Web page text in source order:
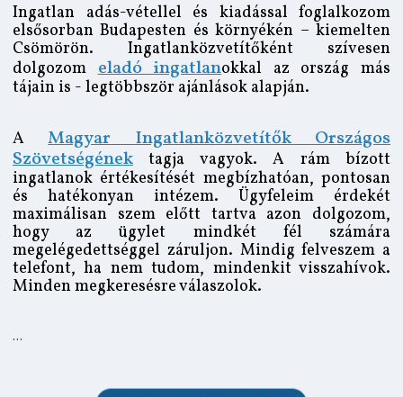
Ingatlan adás-vétellel és kiadással foglalkozom
elsősorban Budapesten és környékén – kiemelten
Csömörön. Ingatlanközvetítőként szívesen
dolgozomeladó ingatlanokkal az ország más
tájain is - legtöbbször ajánlások alapján.
AMagyar Ingatlanközvetítők Országos
Szövetségének tagja vagyok. A rám bízott
ingatlanok értékesítését megbízhatóan, pontosan
és hatékonyan intézem. Ügyfeleim érdekét
maximálisan szem előtt tartva azon dolgozom,
hogy az ügylet mindkét fél számára
megelégedettséggel záruljon. Mindig felveszem a
telefont, ha nem tudom, mindenkit visszahívok.
Minden megkeresésre válaszolok.
...